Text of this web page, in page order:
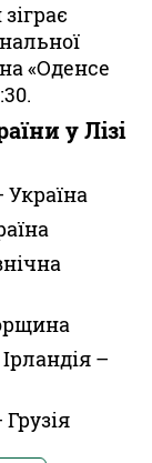
«Оденсе
у Лізі
Україна
–